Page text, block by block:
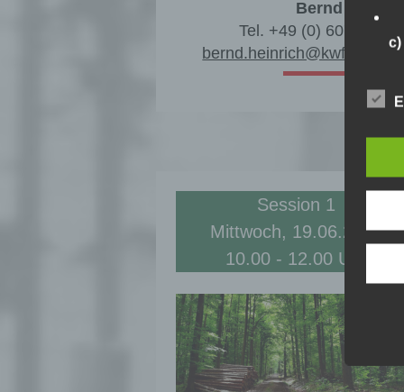
Bernd
Tel. +49 (0) 6078/785-
bernd.heinrich@kwf-
Session 1
Mittwoch, 19.06.2024
10.00 - 12.00 Uhr